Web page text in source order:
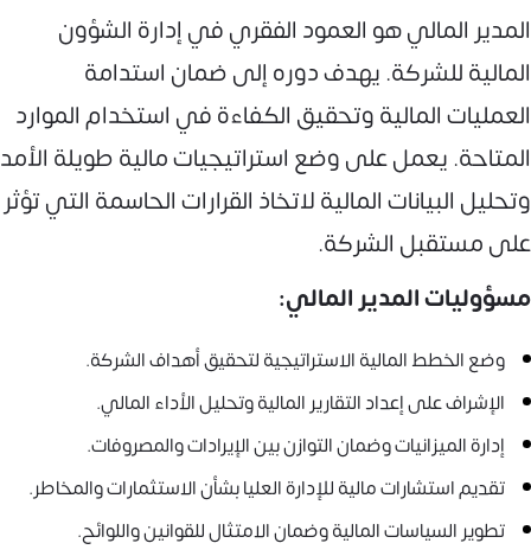
المدير المالي هو العمود الفقري في إدارة الشؤون
المالية للشركة. يهدف دوره إلى ضمان استدامة
العمليات المالية وتحقيق الكفاءة في استخدام الموارد
المتاحة. يعمل على وضع استراتيجيات مالية طويلة الأمد
وتحليل البيانات المالية لاتخاذ القرارات الحاسمة التي تؤثر
على مستقبل الشركة.
مسؤوليات المدير المالي:
وضع الخطط المالية الاستراتيجية لتحقيق أهداف الشركة.
الإشراف على إعداد التقارير المالية وتحليل الأداء المالي.
إدارة الميزانيات وضمان التوازن بين الإيرادات والمصروفات.
تقديم استشارات مالية للإدارة العليا بشأن الاستثمارات والمخاطر.
تطوير السياسات المالية وضمان الامتثال للقوانين واللوائح.